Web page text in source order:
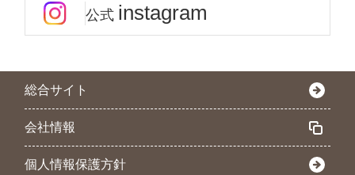
公式 instagram
総合サイト
会社情報
個人情報保護方針